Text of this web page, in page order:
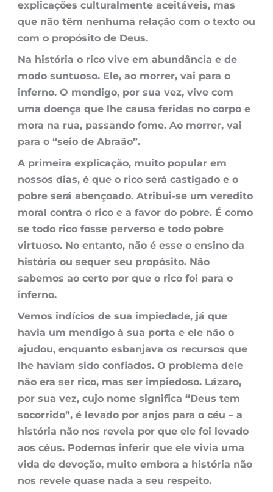
explicações culturalmente aceitáveis, mas
que não têm nenhuma relação com o texto ou
com o propósito de Deus.
Na história o rico vive em abundância e de
modo suntuoso. Ele, ao morrer, vai para o
inferno. O mendigo, por sua vez, vive com
uma doença que lhe causa feridas no corpo e
mora na rua, passando fome. Ao morrer, vai
para o “seio de Abraão”.
A primeira explicação, muito popular em
nossos dias, é que o rico será castigado e o
pobre será abençoado. Atribui-se um veredito
moral contra o rico e a favor do pobre. É como
se todo rico fosse perverso e todo pobre
virtuoso. No entanto, não é esse o ensino da
história ou sequer seu propósito. Não
sabemos ao certo por que o rico foi para o
inferno.
Vemos indícios de sua impiedade, já que
havia um mendigo à sua porta e ele não o
ajudou, enquanto esbanjava os recursos que
lhe haviam sido confiados. O problema dele
não era ser rico, mas ser impiedoso. Lázaro,
por sua vez, cujo nome significa “Deus tem
socorrido”, é levado por anjos para o céu – a
história não nos revela por que ele foi levado
aos céus. Podemos inferir que ele vivia uma
vida de devoção, muito embora a história não
nos revele quase nada a seu respeito.